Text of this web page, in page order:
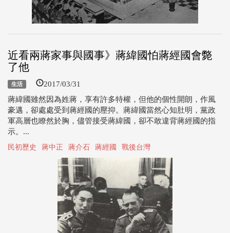
近看兩蔣家事與國事》蔣緯國怕蔣經國會斃
了他
生活 2017/03/31
蔣緯國雖然因為姓蔣，享有許多特權，但他的個性開朗，作風
豪邁，卻處處受到蔣經國的壓抑。蔣緯國當然心知肚明，黨政
軍高層也瞭然於胸，儘管接受蔣緯國，卻不敢違背蔣經國的指
示。...
民初歷史 蔣中正 蔣介石 蔣經國 戰後台灣